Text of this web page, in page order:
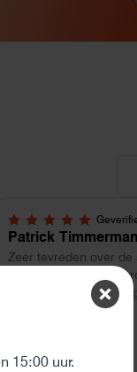
5,0 van 5 sterren
Patrick
Zeer tevreden over de
service. ik heb al
besteld bij Helion
15:00 uur.